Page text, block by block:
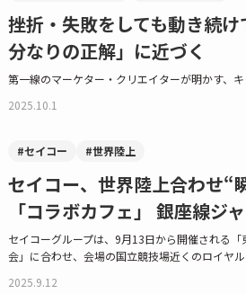
挫折・失敗をしても動き続
分なりの正解」に近づく
第一線のマーケター・クリエイターが明かす、キ
2025.10.1
#セイコー #世界陸上
セイコー、世界陸上合わせ“
「コラボカフェ」 銀座線ジ
セイコーグループは、9月13日から開催される
会」に合わせ、会場の国立競技場近くのロイヤ
2025.9.12